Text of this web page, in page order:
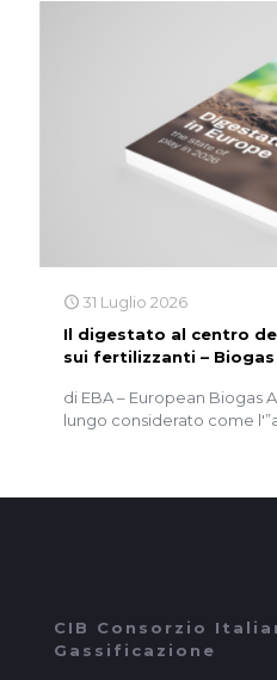
31 Luglio 2026
Il digestato al centro
sui fertilizzanti –
di EBA – European Biogas
lungo considerato come
CIB Consorzio
Gassificazione